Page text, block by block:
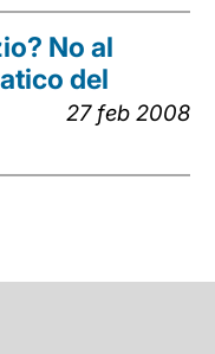
No al
del
27 feb 2008